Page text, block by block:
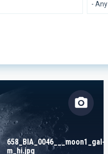
658_BIA_0046___moon1_gal-
m_hi.jpg